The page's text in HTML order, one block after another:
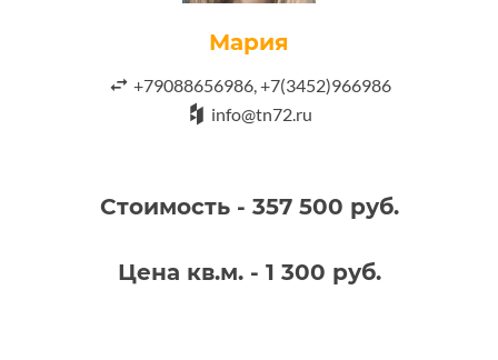
Мария
+79088656986, +7(3452)966986
info@tn72.ru
Стоимость - 357 500 руб.
Цена кв.м. - 1 300 руб.